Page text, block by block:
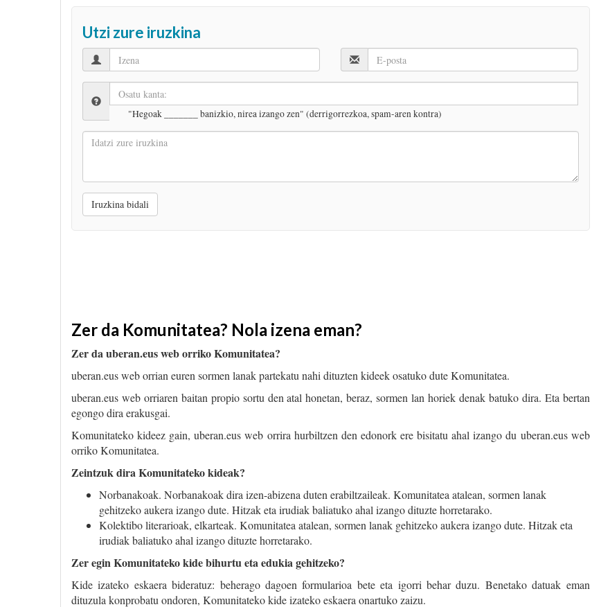
Utzi zure iruzkina
"Hegoak _______ banizkio, nirea izango zen" (derrigorrezkoa, spam-aren kontra)
Idatzi
Iruzkina bidali
Zer da Komunitatea? Nola izena eman?
Zer da uberan.eus web orriko Komunitatea?
uberan.eus web orrian euren sormen lanak partekatu nahi dituzten kideek osatuko dute Komunitatea.
uberan.eus web orriaren baitan propio sortu den atal honetan, beraz, sormen lan horiek denak batuko dira. Eta bertan
egongo dira erakusgai.
Komunitateko kideez gain, uberan.eus web orrira hurbiltzen den edonork ere bisitatu ahal izango du uberan.eus web
orriko Komunitatea.
Zeintzuk dira Komunitateko kideak?
Norbanakoak. Norbanakoak dira izen-abizena duten erabiltzaileak. Komunitatea atalean, sormen lanak
gehitzeko aukera izango dute. Hitzak eta irudiak baliatuko ahal izango dituzte horretarako.
Kolektibo literarioak, elkarteak. Komunitatea atalean, sormen lanak gehitzeko aukera izango dute. Hitzak eta
irudiak baliatuko ahal izango dituzte horretarako.
Zer egin Komunitateko kide bihurtu eta edukia gehitzeko?
Kide izateko eskaera bideratuz: beherago dagoen formularioa bete eta igorri behar duzu. Benetako datuak eman
dituzula konprobatu ondoren, Komunitateko kide izateko eskaera onartuko zaizu.